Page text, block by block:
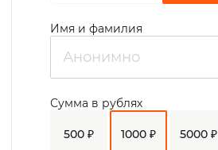
юридическая помощь.
Имя и фамилия
500 ₽ 1000 ₽ 5000 ₽
Сумма в рублях